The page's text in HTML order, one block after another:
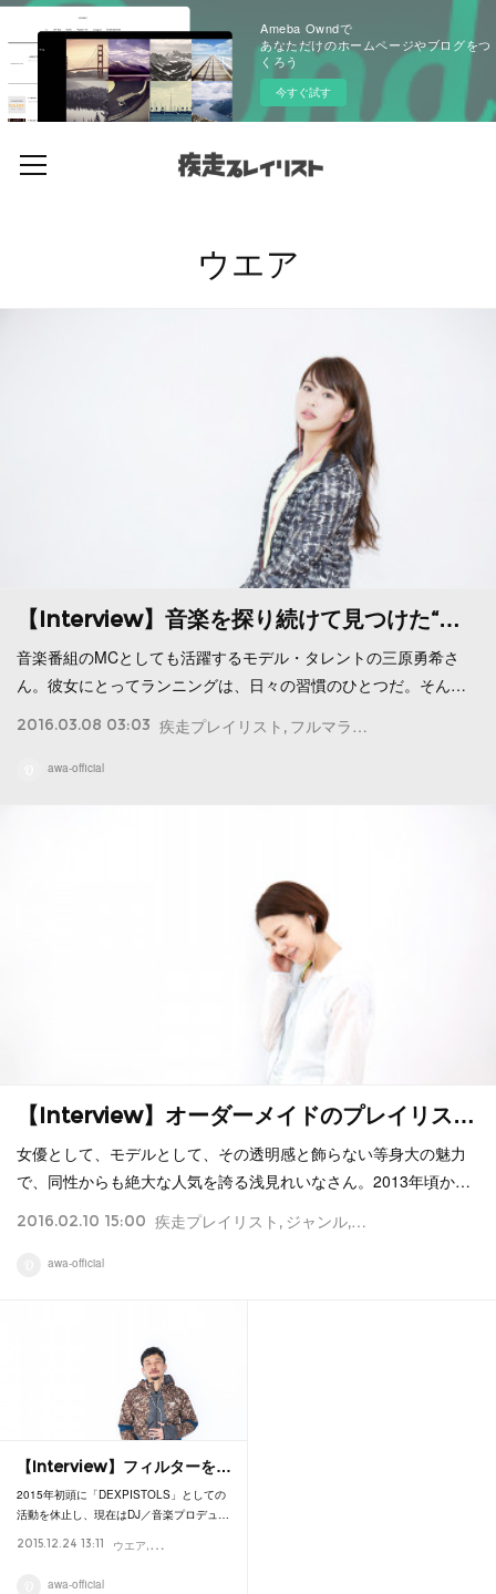
Ameba Owndで
あなただけのホームページやブログをつ
くろう
今すぐ試す
ウエア
【Interview】音楽を探り続けて見つけた“…
音楽番組のMCとしても活躍するモデル・タレントの三原勇希さ
ん。彼女にとってランニングは、日々の習慣のひとつだ。そん…
2016.03.08 03:03 疾走プレイリスト フルマラソン
awa-official
【Interview】オーダーメイドのプレイリス…
女優として、モデルとして、その透明感と飾らない等身大の魅力
で、同性からも絶大な人気を誇る浅見れいなさん。2013年頃か…
2016.02.10 15:00 疾走プレイリスト ジャンル ウエア
awa-official
【Interview】フィルターを…
2015年初頭に「DEXPISTOLS」としての
活動を休止し、現在はDJ／音楽プロデュ…
2015.12.24 13:11 ウエア プレイリスト
awa-official